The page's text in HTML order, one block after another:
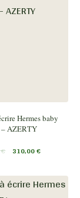
Hermes baby
AZERTY
€ 310,00€